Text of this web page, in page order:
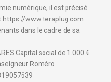
numérique, il est précisé
https://www.teraplug.com
dans le cadre de sa
Capital social de 1.000 €
Roméro